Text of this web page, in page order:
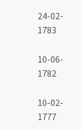
24-02-
1783
10-06-
1782
10-02-
1777